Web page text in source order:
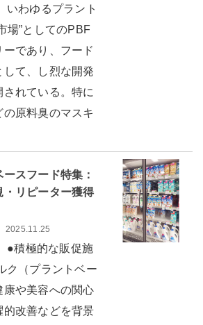
わゆるプラント
場”としてのPBF
であり、フード
て、し烈な開発
れている。特に
原料臭のマスキ
スフード特集：
リピーター獲得
2025.11.25
極的な販促施
（プラントベー
や美容への関心
改善などを背景